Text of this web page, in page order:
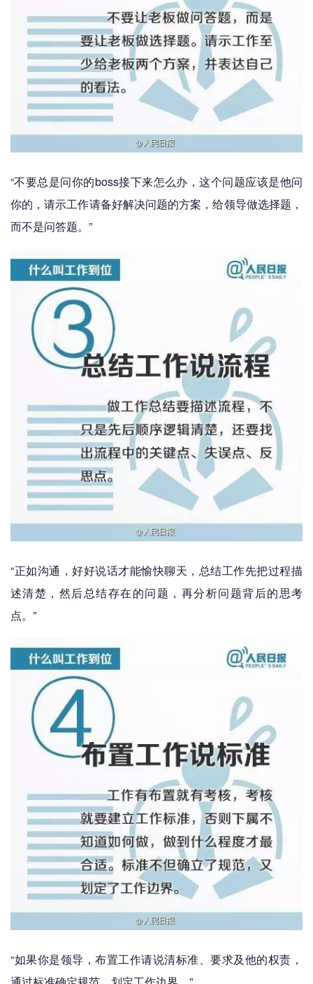
“不要总是问你的boss接下来怎么办，这个问题应该是他问
你的，请示工作请备好解决问题的方案，给领导做选择题，
而不是问答题。”
“正如沟通，好好说话才能愉快聊天，总结工作先把过程描
述清楚，然后总结存在的问题，再分析问题背后的思考
点。”
“如果你是领导，布置工作请说清标准、要求及他的权责，